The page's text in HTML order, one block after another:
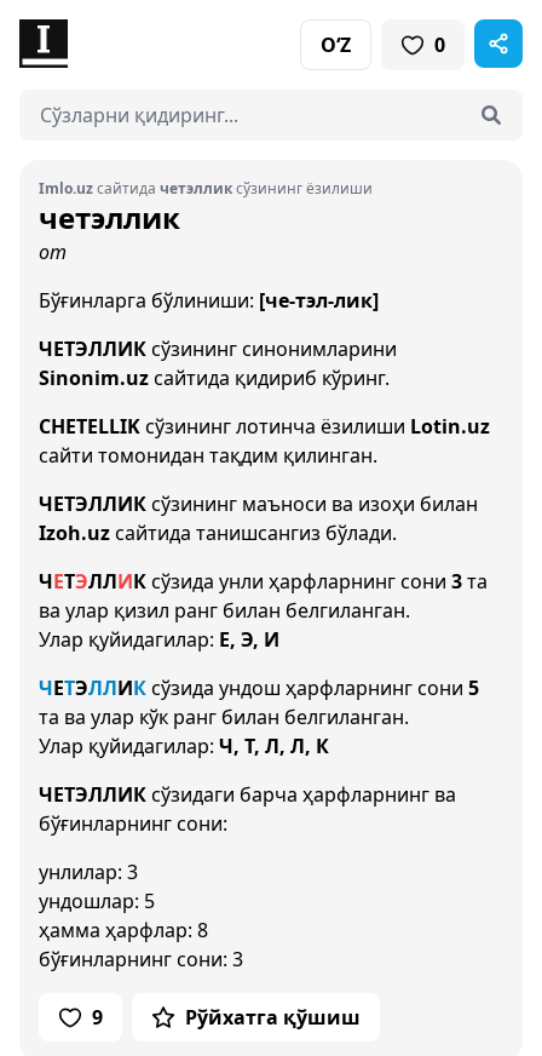
O‘Z 0
Imlo.uzсайтида четэлликсўзининг ёзилиши
четэллик
от
Бўғинларга бўлиниши: [че-тэл-лик]
ЧЕТЭЛЛИКсўзининг синонимларини
Sinonim.uzсайтида қидириб кўринг.
CHETELLIKсўзининг лотинча ёзилиши Lotin.uz
сайти томонидан тақдим қилинган.
ЧЕТЭЛЛИКсўзининг маъноси ва изоҳи билан
Izoh.uzсайтида танишсангиз бўлади.
ЧЕТЭЛЛИКсўзида унли ҳарфларнинг сони 3та
ва улар қизил ранг билан белгиланган.
Улар қуйидагилар: Е, Э, И
ЧЕТЭЛЛИКсўзида ундош ҳарфларнинг сони 5
та ва улар кўк ранг билан белгиланган.
Улар қуйидагилар: Ч, Т, Л, Л, К
ЧЕТЭЛЛИКсўзидаги барча ҳарфларнинг ва
бўғинларнинг сони:
унлилар: 3
ундошлар: 5
ҳамма ҳарфлар: 8
бўғинларнинг сони: 3
9 Рўйхатга қўшиш